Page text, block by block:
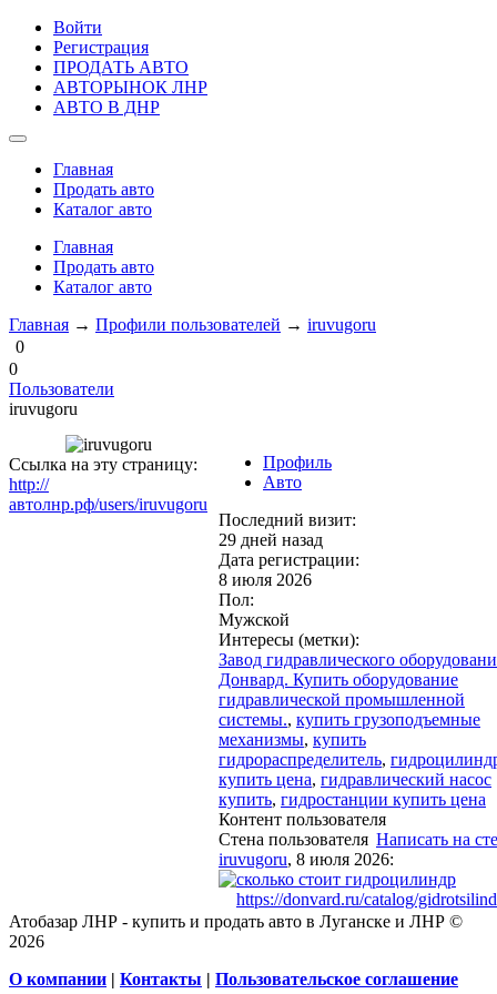
Войти
Регистрация
ПРОДАТЬ АВТО
АВТОРЫНОК ЛНР
АВТО В ДНР
Главная
Продать авто
Каталог авто
Главная
Продать авто
Каталог авто
Главная → Профили пользователей → iruvugoru
0
0
Пользователи
iruvugoru
Ссылка на эту страницу:
http://
автолнр.рф/users/iruvugoru
Профиль
Авто
Последний визит:
29 дней назад
Дата регистрации:
8 июля 2026
Пол:
Мужской
Интересы (метки):
Завод гидравлического
Донвард. Купить оборудование
гидравлической промышленной
системы., купить грузоподъемные
механизмы, купить
гидрораспределитель,
купить цена, гидравлический насос
купить, гидростанции купить цена
Контент пользователя
Стена пользователя Написать на
iruvugoru, 8 июля 2026:
сколько стоит гидроцилиндр
https://donvard.ru/catalog/
Атобазар ЛНР - купить и продать авто в Луганске и ЛНР ©
2026
О компании | Контакты | Пользовательское соглашение